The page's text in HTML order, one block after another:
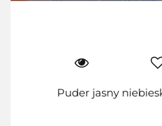
Puder jasny